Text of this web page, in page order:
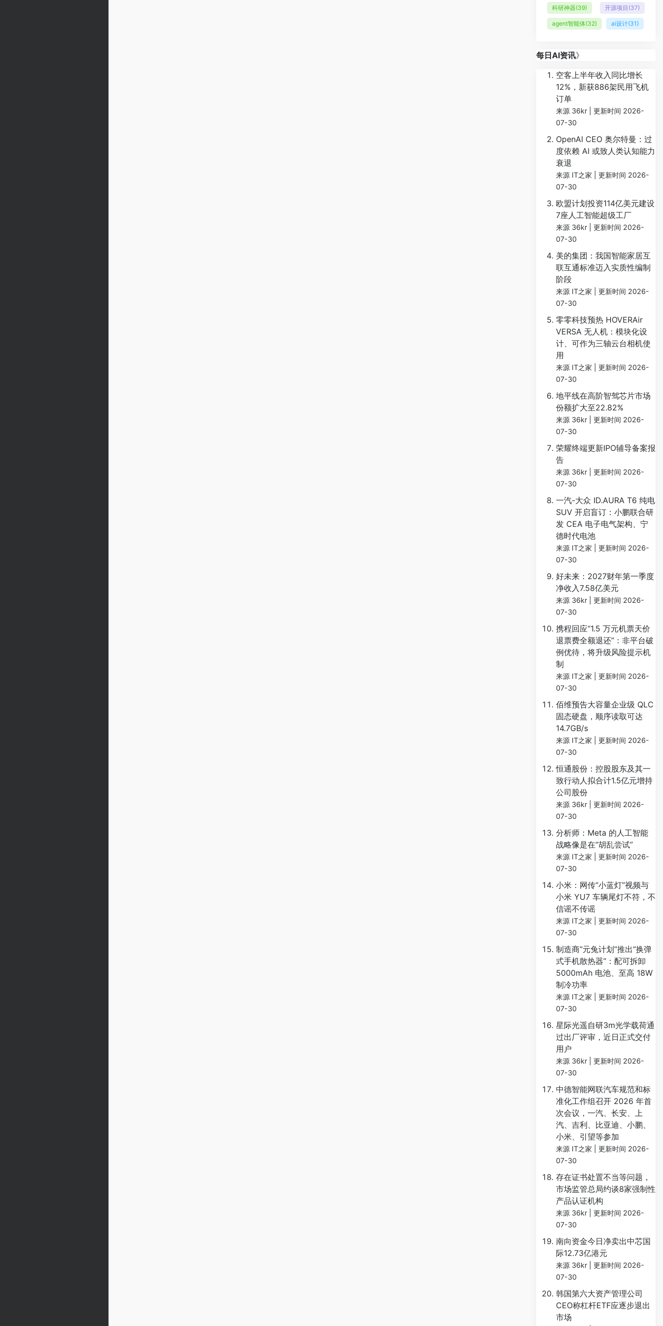
科研神器(39) 开源项目 (37)
agent智能体(32) ai设计(31)
每日AI资讯》
空客上半年收入同比增长
12%，新获886架民用飞机
订单
来源 36kr
更新时间 2026-
07-30
OpenAI CEO 奥尔特曼：过
度依赖 AI 或致人类认知能力
衰退
来源 IT之家
更新时间 2026-
07-30
欧盟计划投资114亿美元建设
7座人工智能超级工厂
来源 36kr
更新时间 2026-
07-30
美的集团：我国智能家居互
联互通标准迈入实质性编制
阶段
来源 IT之家
更新时间 2026-
07-30
零零科技预热 HOVERAir
VERSA 无人机：模块化设
计、可作为三轴云台相机使
用
来源 IT之家
更新时间 2026-
07-30
地平线在高阶智驾芯片市场
份额扩大至22.82%
来源 36kr
更新时间 2026-
07-30
荣耀终端更新IPO辅导备案报
告
来源 36kr
更新时间 2026-
07-30
一汽-大众 ID.AURA T6 纯电
SUV 开启盲订：小鹏联合研
发 CEA 电子电气架构、宁
德时代电池
来源 IT之家
更新时间 2026-
07-30
好未来：2027财年第一季度
净收入7.58亿美元
来源 36kr
更新时间 2026-
07-30
携程回应“1.5 万元机票天价
退票费全额退还”：非平台破
例优待，将升级风险提示机
制
来源 IT之家
更新时间 2026-
07-30
佰维预告大容量企业级 QLC
固态硬盘，顺序读取可达
14.7GB/s
来源 IT之家
更新时间 2026-
07-30
恒通股份：控股股东及其一
致行动人拟合计1.5亿元增持
公司股份
来源 36kr
更新时间 2026-
07-30
分析师：Meta 的人工智能
战略像是在“胡乱尝试”
来源 IT之家
更新时间 2026-
07-30
小米：网传“小蓝灯”视频与
小米 YU7 车辆尾灯不符，不
信谣不传谣
来源 IT之家
更新时间 2026-
07-30
制造商“元兔计划”推出“换弹
式手机散热器”：配可拆卸
5000mAh 电池、至高 18W
制冷功率
来源 IT之家
更新时间 2026-
07-30
星际光遥自研3m光学载荷通
过出厂评审，近日正式交付
用户
来源 36kr
更新时间 2026-
07-30
中德智能网联汽车规范和标
准化工作组召开 2026 年首
次会议，一汽、长安、上
汽、吉利、比亚迪、小鹏、
小米、引望等参加
来源 IT之家
更新时间 2026-
07-30
存在证书处置不当等问题，
市场监管总局约谈8家强制性
产品认证机构
来源 36kr
更新时间 2026-
07-30
南向资金今日净卖出中芯国
际12.73亿港元
来源 36kr
更新时间 2026-
07-30
韩国第六大资产管理公司
CEO称杠杆ETF应逐步退出
市场